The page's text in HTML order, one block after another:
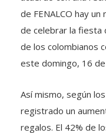
de celebrar la fiesta
de los colombianos
este domingo, 16 de
registrado un
regalos. El 42% de